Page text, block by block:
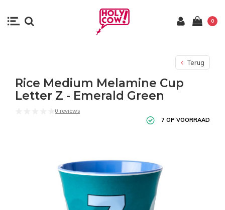
0
Terug
Rice Medium Melamine Cup
Letter Z - Emerald Green
0 reviews
7 OP VOORRAAD